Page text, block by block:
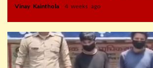
Vinay Kainthola 4 weeks ago